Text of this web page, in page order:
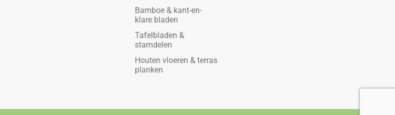
Bamboe & kant-en-
klare bladen
Tafelbladen &
stamdelen
Houten vloeren & terras
planken